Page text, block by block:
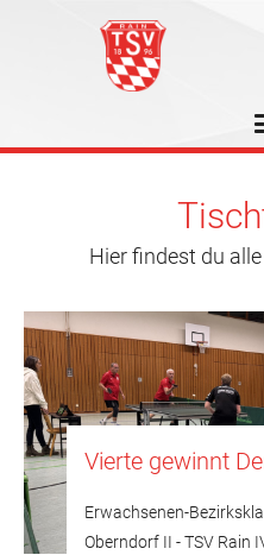
Hier findest du
Vierte gewinnt
Erwachsenen-
Oberndorf II - TSV Rain